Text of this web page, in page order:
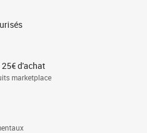
d'achat
marketplace